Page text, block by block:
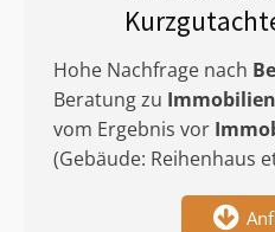
Hohe Nachfrage nach
Beratung zu
vom Ergebnis vor
(Gebäude: Reihenhaus